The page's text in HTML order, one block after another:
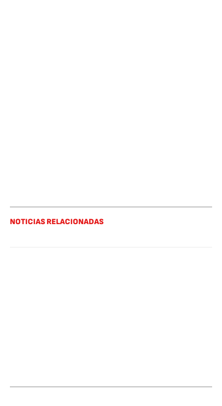
NOTICIAS RELACIONADAS